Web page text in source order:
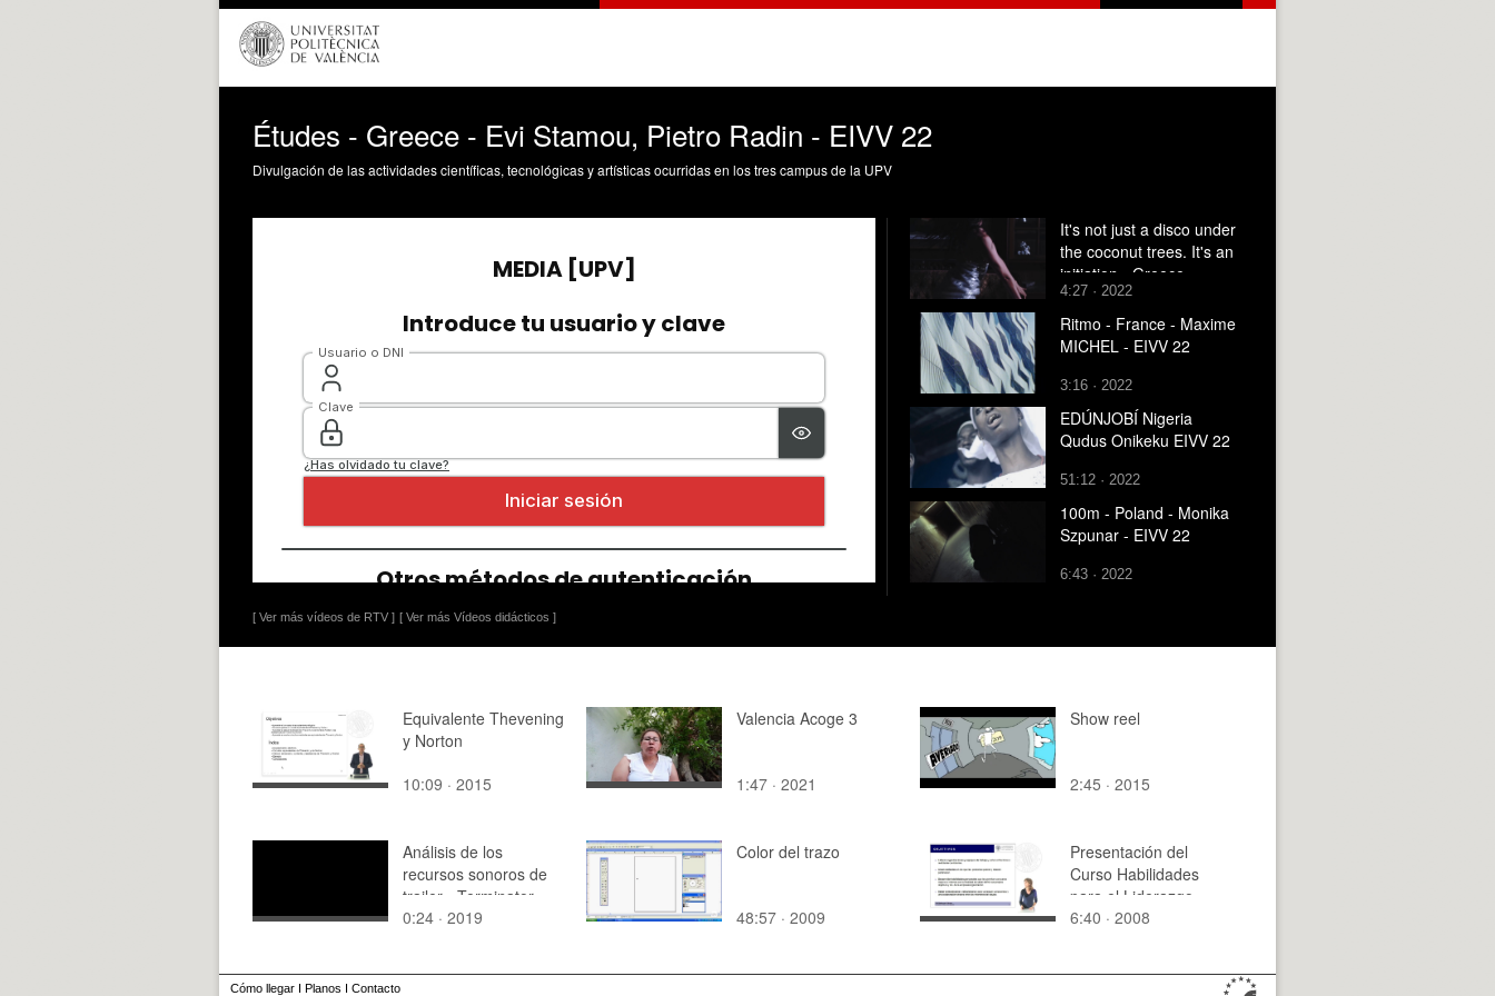
Études - Greece - Evi Stamou, Pietro Radin - EIVV 22
Divulgación de las actividades científicas, tecnológicas y artísticas ocurridas en los tres campus de la UPV
[ Ver más vídeos de RTV ] [ Ver más Vídeos didácticos ]
It's not just a disco under
the coconut trees. It's an
initiation - Greece -
Anastasia Diga - EIVV 22
4:27 · 2022
Ritmo - France - Maxime
MICHEL - EIVV 22
3:16 · 2022
EDÚNJOBÍ Nigeria
Qudus Onikeku EIVV 22
51:12 · 2022
100m - Poland - Monika
Szpunar - EIVV 22
6:43 · 2022
Equivalente Thevening
y Norton
10:09 · 2015
Valencia Acoge 3
1:47 · 2021
Show reel
2:45 · 2015
Análisis de los
recursos sonoros de
trailer - Terminator
Destino Oscuro (2019)
0:24 · 2019
Color del trazo
48:57 · 2009
Presentación del
Curso Habilidades
para el Liderazgo
6:40 · 2008
Cómo llegar I Planos I Contacto